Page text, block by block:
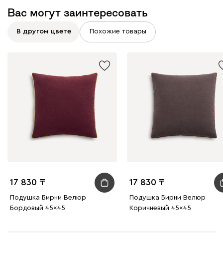
Вас могут заинтересовать
В другом цвете Похожие товары
17 830
Подушка Бирни Велюр
Бордовый 45x45
17 830
Подушка Бирни Велюр
Коричневый 45x45